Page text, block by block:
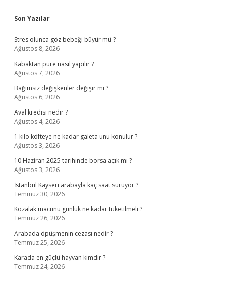
Sidebar
Son Yazılar
Stres olunca göz bebeği büyür mü ?
Ağustos 8, 2026
Kabaktan püre nasıl yapılır ?
Ağustos 7, 2026
Bağımsız değişkenler değişir mi ?
Ağustos 6, 2026
Aval kredisi nedir ?
Ağustos 4, 2026
1 kilo köfteye ne kadar galeta unu konulur ?
Ağustos 3, 2026
10 Haziran 2025 tarihinde borsa açık mı ?
Ağustos 3, 2026
İstanbul Kayseri arabayla kaç saat sürüyor ?
Temmuz 30, 2026
Kozalak macunu günlük ne kadar tüketilmeli ?
Temmuz 26, 2026
Arabada öpüşmenin cezası nedir ?
Temmuz 25, 2026
Karada en güçlü hayvan kimdir ?
Temmuz 24, 2026